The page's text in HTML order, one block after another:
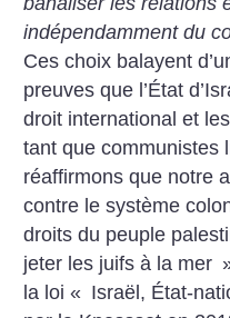
indépendamment du
Ces choix balayent
preuves que l’État
droit international et
tant que communistes
réaffirmons que notre
contre le système
droits du peuple
jeter les juifs à la mer
la loi « Israël, État-